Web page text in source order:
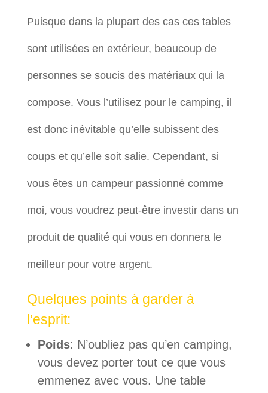
Puisque dans la plupart des cas ces tables
sont utilisées en extérieur, beaucoup de
personnes se soucis des matériaux qui la
compose. Vous l’utilisez pour le camping, il
est donc inévitable qu’elle subissent des
coups et qu’elle soit salie. Cependant, si
vous êtes un campeur passionné comme
moi, vous voudrez peut-être investir dans un
produit de qualité qui vous en donnera le
meilleur pour votre argent.
Quelques points à garder à
l’esprit:
Poids: N’oubliez pas qu’en camping,
vous devez porter tout ce que vous
emmenez avec vous. Une table